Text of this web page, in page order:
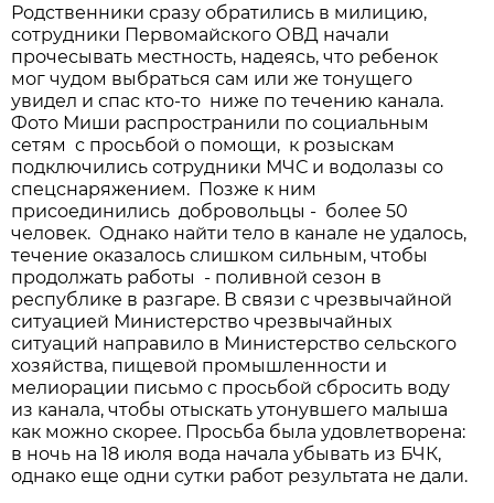
Родственники сразу обратились в милицию,
сотрудники Первомайского ОВД начали
прочесывать местность, надеясь, что ребенок
мог чудом выбраться сам или же тонущего
увидел и спас кто-то ниже по течению канала.
Фото Миши распространили по социальным
сетям с просьбой о помощи, к розыскам
подключились сотрудники МЧС и водолазы со
спецснаряжением. Позже к ним
присоединились добровольцы - более 50
человек. Однако найти тело в канале не удалось,
течение оказалось слишком сильным, чтобы
продолжать работы - поливной сезон в
республике в разгаре. В связи с чрезвычайной
ситуацией Министерство чрезвычайных
ситуаций направило в Министерство сельского
хозяйства, пищевой промышленности и
мелиорации письмо с просьбой сбросить воду
из канала, чтобы отыскать утонувшего малыша
как можно скорее. Просьба была удовлетворена:
в ночь на 18 июля вода начала убывать из БЧК,
однако еще одни сутки работ результата не дали.